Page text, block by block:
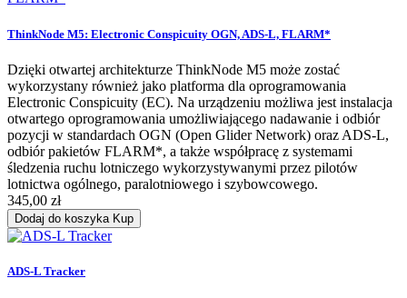
ThinkNode M5: Electronic Conspicuity OGN, ADS-L, FLARM*
Dzięki otwartej architekturze ThinkNode M5 może zostać
wykorzystany również jako platforma dla oprogramowania
Electronic Conspicuity (EC). Na urządzeniu możliwa jest instalacja
otwartego oprogramowania umożliwiającego nadawanie i odbiór
pozycji w standardach OGN (Open Glider Network) oraz ADS-L,
odbiór pakietów FLARM*, a także współpracę z systemami
śledzenia ruchu lotniczego wykorzystywanymi przez pilotów
lotnictwa ogólnego, paralotniowego i szybowcowego.
345,00 zł
Dodaj do koszyka Kup
ADS-L Tracker